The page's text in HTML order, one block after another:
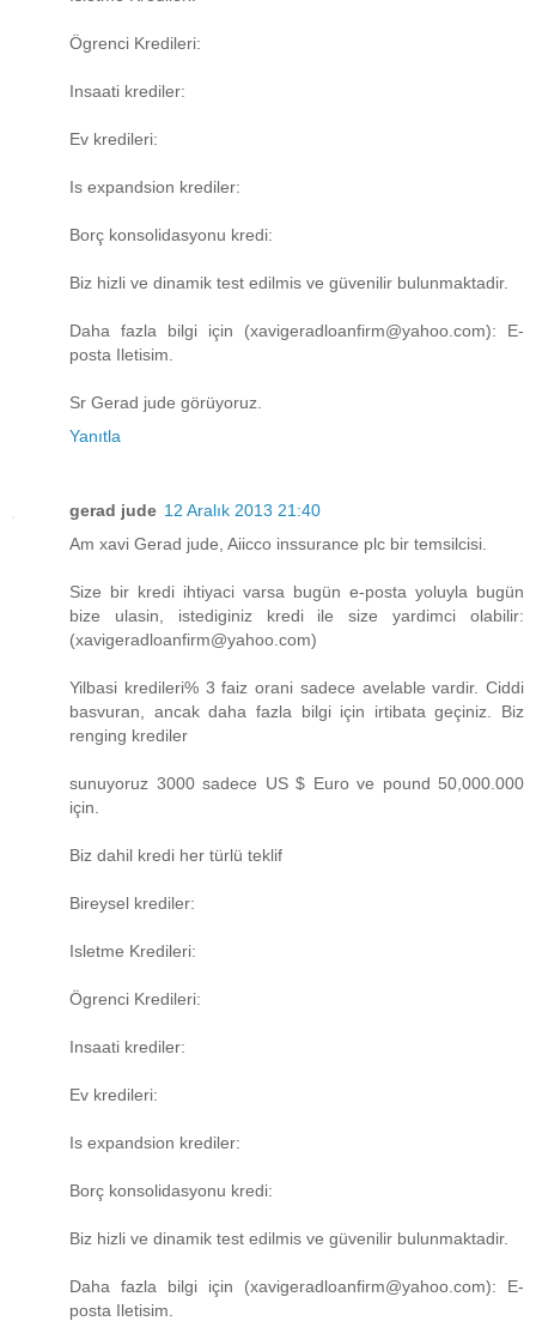
Ögrenci Kredileri:
Insaati krediler:
Ev kredileri:
Is expandsion krediler:
Borç konsolidasyonu kredi:
Biz hizli ve dinamik test edilmis ve güvenilir bulunmaktadir.
Daha fazla bilgi için (xavigeradloanfirm@yahoo.com): E-
posta Iletisim.
Sr Gerad jude görüyoruz.
Yanıtla
gerad jude 12 Aralık 2013 21:40
Am xavi Gerad jude, Aiicco inssurance plc bir temsilcisi.
Size bir kredi ihtiyaci varsa bugün e-posta yoluyla bugün
bize ulasin, istediginiz kredi ile size yardimci olabilir:
(xavigeradloanfirm@yahoo.com)
Yilbasi kredileri% 3 faiz orani sadece avelable vardir. Ciddi
basvuran, ancak daha fazla bilgi için irtibata geçiniz. Biz
renging krediler
sunuyoruz 3000 sadece US $ Euro ve pound 50,000.000
için.
Biz dahil kredi her türlü teklif
Bireysel krediler:
Isletme Kredileri:
Ögrenci Kredileri:
Insaati krediler:
Ev kredileri:
Is expandsion krediler:
Borç konsolidasyonu kredi:
Biz hizli ve dinamik test edilmis ve güvenilir bulunmaktadir.
Daha fazla bilgi için (xavigeradloanfirm@yahoo.com): E-
posta Iletisim.